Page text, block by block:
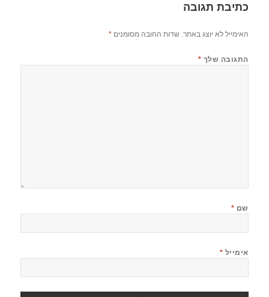
כתיבת תגובה
האימייל לא יוצג באתר. שדות החובה מסומנים*
התגובה שלך *
שם *
אימייל *